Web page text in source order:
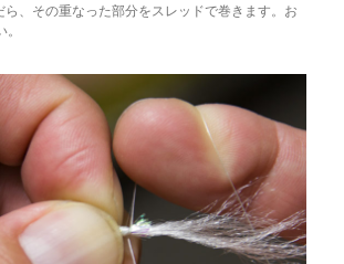
、その重なった部分をスレッドで巻きます。お